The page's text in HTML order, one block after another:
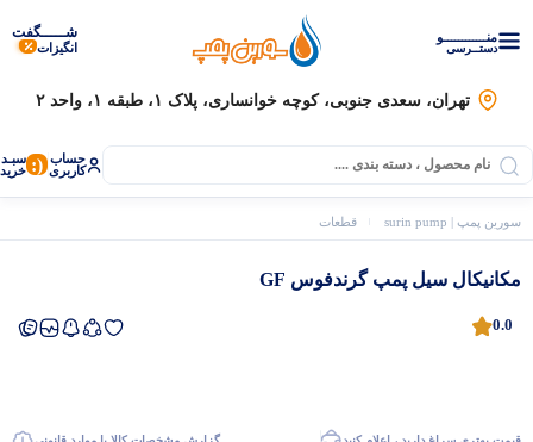
منــــــــــــو
دستــرسی
شـــــگفت
انگیزات
تهران، سعدی جنوبی، کوچه خوانساری، پلاک ۱، طبقه ۱، واحد ۲
حساب
کاربری (: سبـد
خرید
سورین پمپ | surin pump قطعات یدکی پمپ آب
مکانیکال سیل پمپ گرندفوس GF
0.0